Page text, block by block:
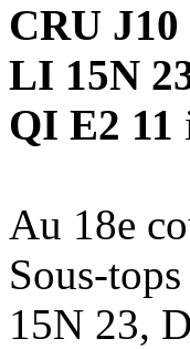
CRU J10
LI 15N
QI E2 11
Au 18e
Sous-
15N 23,